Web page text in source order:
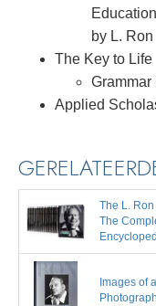
by L.
The Key to Life
Grammar
Applied
The L.
The
Images of